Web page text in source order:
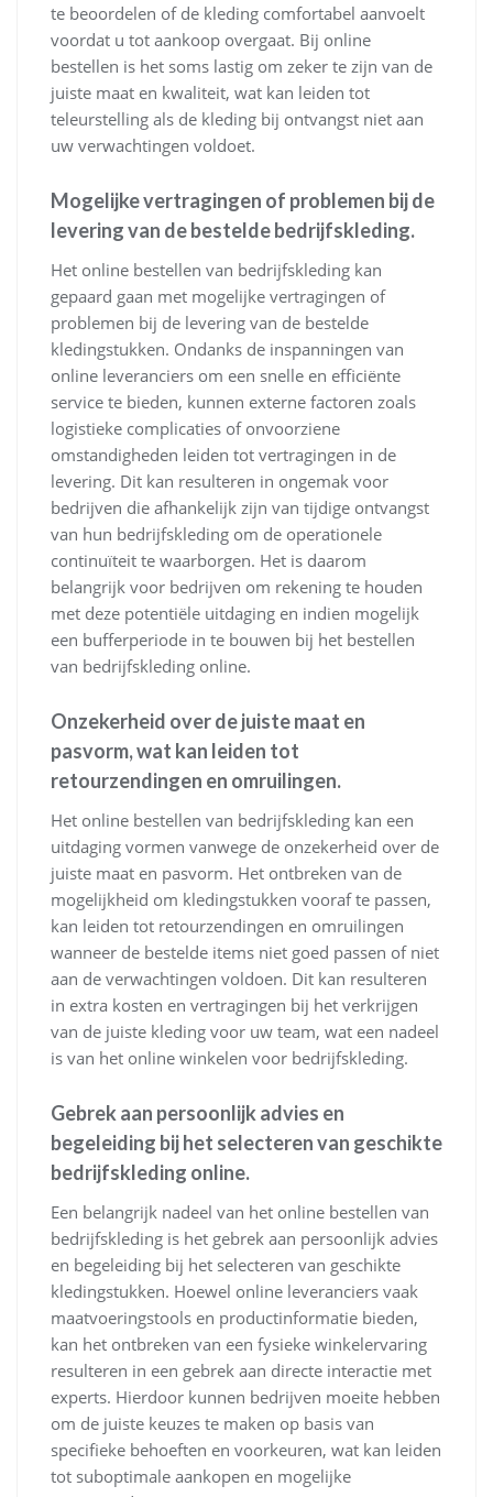
te beoordelen of de kleding comfortabel aanvoelt
voordat u tot aankoop overgaat. Bij online
bestellen is het soms lastig om zeker te zijn van de
juiste maat en kwaliteit, wat kan leiden tot
teleurstelling als de kleding bij ontvangst niet aan
uw verwachtingen voldoet.
Mogelijke vertragingen of problemen bij de
levering van de bestelde bedrijfskleding.
Het online bestellen van bedrijfskleding kan
gepaard gaan met mogelijke vertragingen of
problemen bij de levering van de bestelde
kledingstukken. Ondanks de inspanningen van
online leveranciers om een snelle en efficiënte
service te bieden, kunnen externe factoren zoals
logistieke complicaties of onvoorziene
omstandigheden leiden tot vertragingen in de
levering. Dit kan resulteren in ongemak voor
bedrijven die afhankelijk zijn van tijdige ontvangst
van hun bedrijfskleding om de operationele
continuïteit te waarborgen. Het is daarom
belangrijk voor bedrijven om rekening te houden
met deze potentiële uitdaging en indien mogelijk
een bufferperiode in te bouwen bij het bestellen
van bedrijfskleding online.
Onzekerheid over de juiste maat en
pasvorm, wat kan leiden tot
retourzendingen en omruilingen.
Het online bestellen van bedrijfskleding kan een
uitdaging vormen vanwege de onzekerheid over de
juiste maat en pasvorm. Het ontbreken van de
mogelijkheid om kledingstukken vooraf te passen,
kan leiden tot retourzendingen en omruilingen
wanneer de bestelde items niet goed passen of niet
aan de verwachtingen voldoen. Dit kan resulteren
in extra kosten en vertragingen bij het verkrijgen
van de juiste kleding voor uw team, wat een nadeel
is van het online winkelen voor bedrijfskleding.
Gebrek aan persoonlijk advies en
begeleiding bij het selecteren van geschikte
bedrijfskleding online.
Een belangrijk nadeel van het online bestellen van
bedrijfskleding is het gebrek aan persoonlijk advies
en begeleiding bij het selecteren van geschikte
kledingstukken. Hoewel online leveranciers vaak
maatvoeringstools en productinformatie bieden,
kan het ontbreken van een fysieke winkelervaring
resulteren in een gebrek aan directe interactie met
experts. Hierdoor kunnen bedrijven moeite hebben
om de juiste keuzes te maken op basis van
specifieke behoeften en voorkeuren, wat kan leiden
tot suboptimale aankopen en mogelijke